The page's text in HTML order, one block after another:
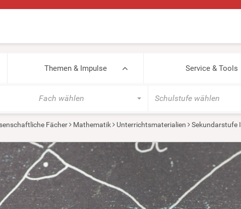
Themen & Impulse Service & Tools
Fach wählen Schulstufe wählen
Fächer Mathematik Unterrichtsmaterialien Sekundarstufe I